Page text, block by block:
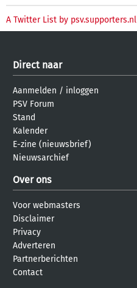
A Twitter List by psv.supporters.nl
Direct naar
Aanmelden / inloggen
PSV Forum
Stand
Kalender
E-zine (nieuwsbrief)
Nieuwsarchief
Over ons
Voor webmasters
Disclaimer
Privacy
Adverteren
Partnerberichten
Contact